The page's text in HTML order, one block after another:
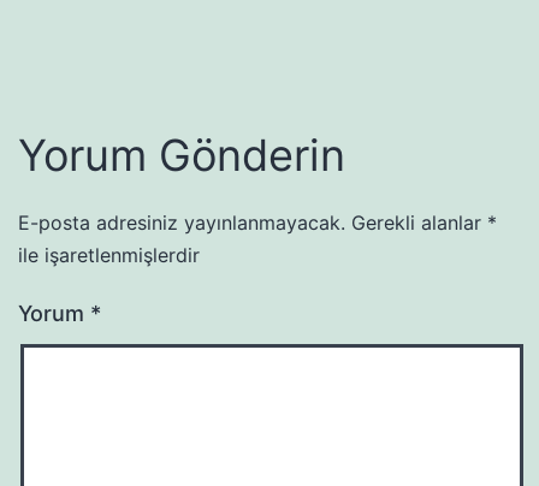
Yorum Gönderin
E-posta adresiniz yayınlanmayacak. Gerekli alanlar *
ile işaretlenmişlerdir
Yorum *